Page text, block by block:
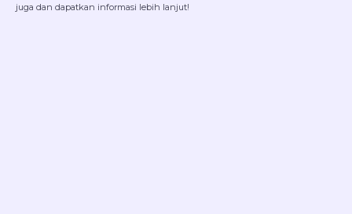
juga dan dapatkan informasi lebih lanjut!